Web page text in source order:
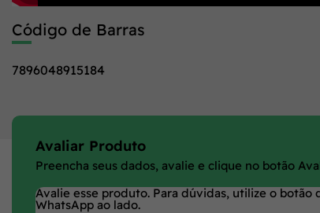
Código de Barras
7896048915184
Avaliar Produto
Preencha seus dados, avalie e clique no botão